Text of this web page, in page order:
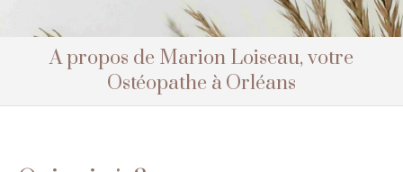
A propos de Marion Loiseau, votre
Ostéopathe à Orléans